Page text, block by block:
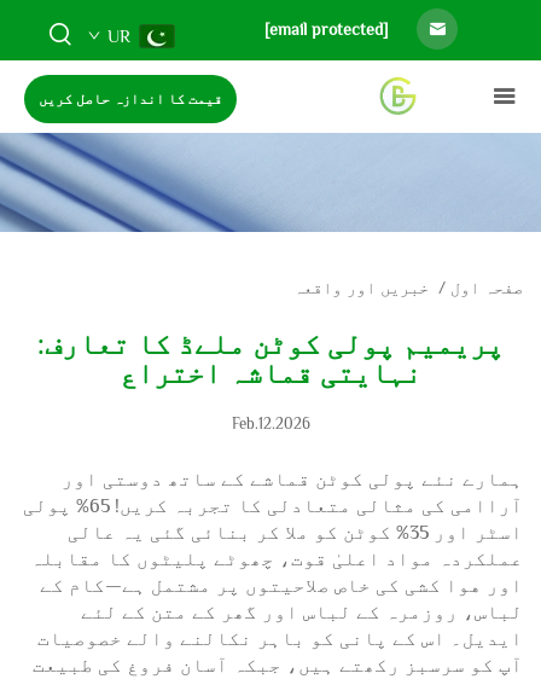
[email protected]
UR
قیمت کا اندازہ حاصل کریں
صفحہ اول / خبریں اور واقعہ
پریمیم پولی کوٹن ملےڈ کا تعارف:
نہایتی قماشہ اختراع
Feb.12.2026
ہمارے نئے پولی کوٹن قماشے کے ساتھ دوستی اور
آراامی کی مثالی متعادلی کا تجربہ کریں! 65% پولی
اسٹر اور 35% کوٹن کو ملا کر بنائی گئی یہ عالی
عملکردہ مواد اعلیٰ قوت، چھوٹے پلیٹوں کا مقابلہ
اور هوا کشی کی خاص صلاحیتوں پر مشتمل ہے—کام کے
لباس، روزمرہ کے لباس اور گھر کے متن کے لئے
ایدیل۔ اس کے پانی کو باہر نکالنے والے خصوصیات
آپ کو سرسبز رکھتے ہیں، جبکہ آسان فروغ کی طبیعت